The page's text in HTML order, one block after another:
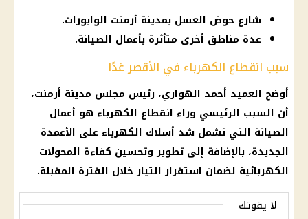
شارع حوض العسل بمدينة أرمنت الوابورات.
عدة مناطق أخرى متأثرة بأعمال الصيانة.
سبب انقطاع الكهرباء في الأقصر غدًا
أوضح العميد أحمد الهواري، رئيس مجلس مدينة أرمنت،
أن السبب الرئيسي وراء انقطاع الكهرباء هو أعمال
الصيانة التي تشمل شد أسلاك الكهرباء على الأعمدة
الجديدة، بالإضافة إلى تطوير وتحسين كفاءة المحولات
الكهربائية لضمان استقرار التيار خلال الفترة المقبلة.
لا يفوتك